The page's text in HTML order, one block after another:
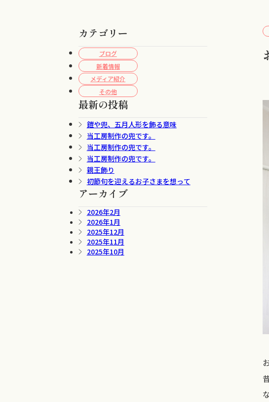
カテゴリー
ブログ
新着情報
メディア紹介
その他
最新の投稿
鎧や兜、五月人形を飾る意味
当工房制作の兜です。
当工房制作の兜です。
当工房制作の兜です。
親王飾り
初節句を迎えるお子さまを想って
アーカイブ
2026年2月
2026年1月
2025年12月
2025年11月
2025年10月